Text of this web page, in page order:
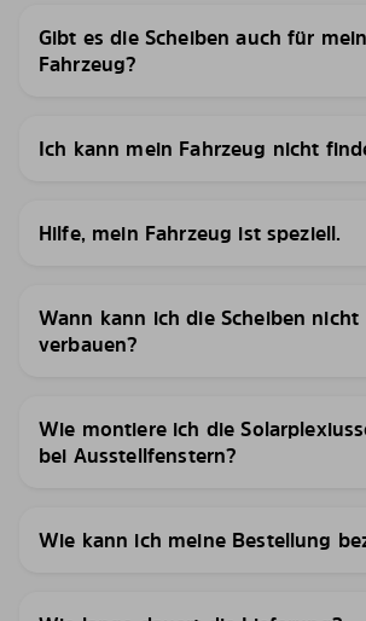
Gibt es die Scheiben auch für mein
Fahrzeug?
Ich kann mein Fahrzeug nicht
Hilfe, mein Fahrzeug ist speziell.
Wann kann ich die Scheiben nicht
verbauen?
Wie montiere ich die
bei Ausstellfenstern?
Wie kann ich meine Bestellung